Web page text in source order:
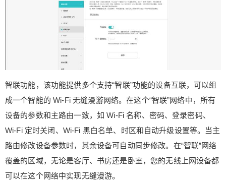
智联功能，该功能提供多个支持“智联”功能的设备互联，可以组
成一个智能的 Wi-Fi 无缝漫游网络。在这个“智联”网络中，所有
设备的参数和主路由一致，如 Wi-Fi 名称、密码、登录密码、
Wi-Fi 定时关闭、Wi-Fi 黑白名单、时区和自动升级设置等。当主
路由修改设备参数时，其余设备可自动同步修改。在“智联”网络
覆盖的区域，无论是客厅、书房还是卧室，您的无线上网设备都
可以在这个网络中实现无缝漫游。